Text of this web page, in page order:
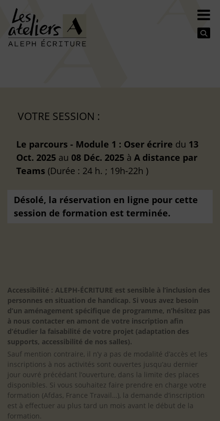
VOTRE SESSION :
Le parcours - Module 1 : Oser écrire du 13
Oct. 2025 au 08 Déc. 2025 à A distance par
Teams (Durée : 24 h. ; 19h-22h )
Désolé, la réservation en ligne pour cette
session de formation est terminée.
Accessibilité : ALEPH-ÉCRITURE est sensible à l’inclusion des
personnes en situation de handicap. Si vous avez besoin
d’un aménagement spécifique de programme, n’hésitez pas
à nous contacter en amont de votre inscription afin
d’étudier la faisabilité de votre projet (adaptation des
supports, accessibilité de nos salles).
Sauf mention contraire, il n’y a pas de modalité d’accès et les
inscriptions à nos activités sont ouvertes jusqu’au dernier
jour ouvré précédant l’ouverture, dans la limite des places
disponibles. Si vous souhaitez faire prendre en charge votre
formation (Afdas, France Travail…), la demande d’inscription
est à effectuer au plus tard un mois avant le début de la
formation.